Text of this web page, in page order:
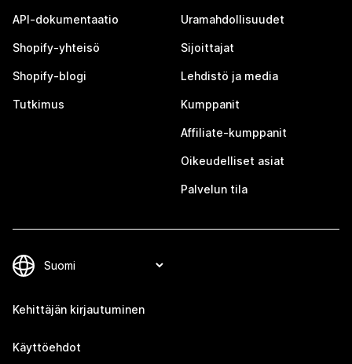
API-dokumentaatio
Shopify-yhteisö
Shopify-blogi
Tutkimus
Uramahdollisuudet
Sijoittajat
Lehdistö ja media
Kumppanit
Affiliate-kumppanit
Oikeudelliset asiat
Palvelun tila
Kehittäjän kirjautuminen
Käyttöehdot